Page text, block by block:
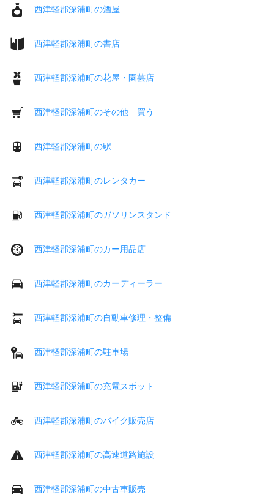
西津軽郡深浦町の酒屋
西津軽郡深浦町の書店
西津軽郡深浦町の花屋・園芸店
西津軽郡深浦町のその他 買う
西津軽郡深浦町の駅
西津軽郡深浦町のレンタカー
西津軽郡深浦町のガソリンスタンド
西津軽郡深浦町のカー用品店
西津軽郡深浦町のカーディーラー
西津軽郡深浦町の自動車修理・整備
西津軽郡深浦町の駐車場
西津軽郡深浦町の充電スポット
西津軽郡深浦町のバイク販売店
西津軽郡深浦町の高速道路施設
西津軽郡深浦町の中古車販売